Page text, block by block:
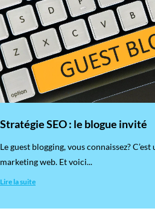
Stratégie SEO : le blogue invité
​Le guest blogging, vous connaissez?
marketing web. Et voici...
Lire la suite